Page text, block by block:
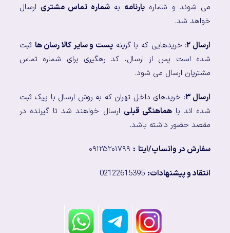
می شوند و شماره بارنامه بهشماره تماس مشتری ارسال
خواهد شد.
ارسال ۲ : خریدهایی که با گزینه پست و سایر کالا رسان ها ثبت
شده است پس از ارسال، کد رهگیری برای شماره تماس
مشتریان ارسال می شود.
ارسال ۳
: خریدهای داخل تهران که به روش ارسال با پیک ثبت
شده اند باهماهنگی قبلی ارسال خواهند شد تا گیرنده در
مقصد حضور داشته باشد.
سفارش در واتساپ/ایتا :
انتقاد و پیشنهادات: